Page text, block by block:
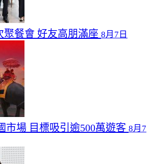
聚餐會 好友高朋滿座 8月7日
市場 目標吸引逾500萬遊客 8月7